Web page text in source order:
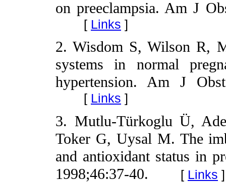
on preeclampsia. Am J
[ Links ]
2. Wisdom S, Wilson R,
systems in normal
hypertension. Am J
[ Links ]
3. Mutlu-Türkoglu Ü,
Toker G, Uysal M. The
and antioxidant status in
1998;46:37-40.
[ Links ]